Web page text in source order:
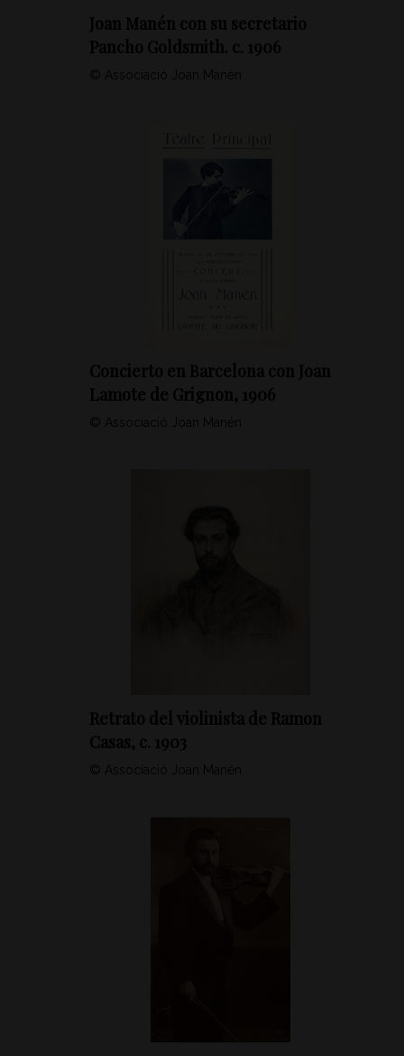
Joan Manén con su secretario
Pancho Goldsmith. c. 1906
© Associació Joan Manén
Concierto en Barcelona con Joan
Lamote de Grignon, 1906
© Associació Joan Manén
Retrato del violinista de Ramon
Casas, c. 1903
© Associació Joan Manén